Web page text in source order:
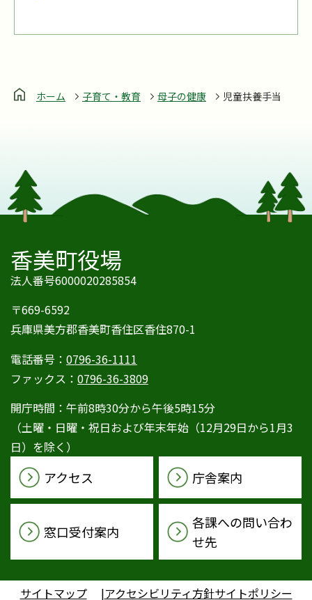
ホーム 子育て・教育 母子の健康 児童扶養手当
香美町役場
法人番号6000020285854
〒669-6592
兵庫県美方郡香美町香住区香住870-1
電話番号： 0796-36-1111
ファックス： 0796-36-3809
開庁時間：午前8時30分から午後5時15分
（土曜・日曜・祝日および年末年始（12月29日から1月3
日）を除く）
アクセス 庁舎案内
窓口受付案内
各課への問い合わ
せ先
サイトマップ アクセシビリティ方針サイトポリシー